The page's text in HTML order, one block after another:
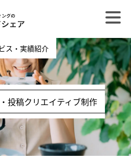
ス・実績紹介
投稿クリエイティブ制作